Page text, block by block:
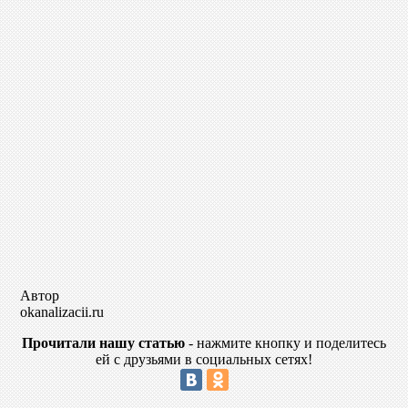
Автор
okanalizacii.ru
Прочитали нашу статью - нажмите кнопку и поделитесь
ей с друзьями в социальных сетях!